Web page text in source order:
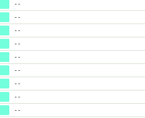
- -
- -
- -
- -
- -
- -
- -
- -
- -